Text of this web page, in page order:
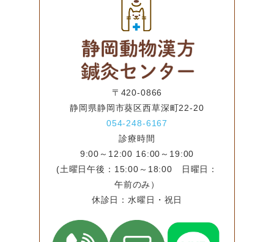
〒420-0866
静岡県静岡市葵区西草深町22-20
054-248-6167
診療時間
9:00～12:00 16:00～19:00
(土曜日午後：15:00～18:00 日曜日：
午前のみ）
休診日：水曜日・祝日